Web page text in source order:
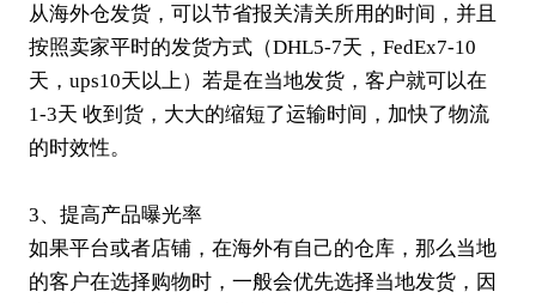
从海外仓发货，可以节省报关清关所用的时间，并且
按照卖家平时的发货方式（DHL5-7天， FedEx7-10
天，ups10天以上）若是在当地发货，客户就可以在
1-3天 收到货，大大的缩短了运输时间，加快了物流
的时效性。
3、提高产品曝光率
如果平台或者店铺，在海外有自己的仓库，那么当地
的客户在选择购物时，一般会优先选择当地发货，因